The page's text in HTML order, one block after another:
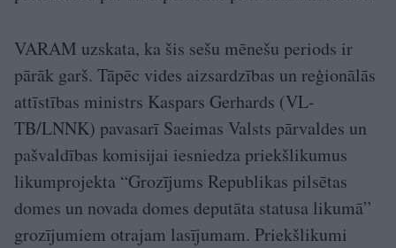
VARAM uzskata, ka šis sešu mēnešu periods ir
pārāk garš. Tāpēc vides aizsardzības un reģionālās
attīstības ministrs Kaspars Gerhards (VL-
TB/LNNK) pavasarī Saeimas Valsts pārvaldes un
pašvaldības komisijai iesniedza priekšlikumus
likumprojekta “Grozījums Republikas pilsētas
domes un novada domes deputāta statusa likumā”
grozījumiem otrajam lasījumam. Priekšlikumi